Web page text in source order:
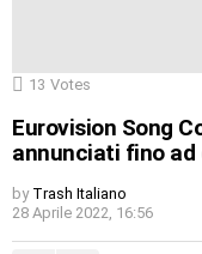
13 Votes
Eurovision Song
annunciati fino ad
by Trash Italiano
28 Aprile 2022, 16:56